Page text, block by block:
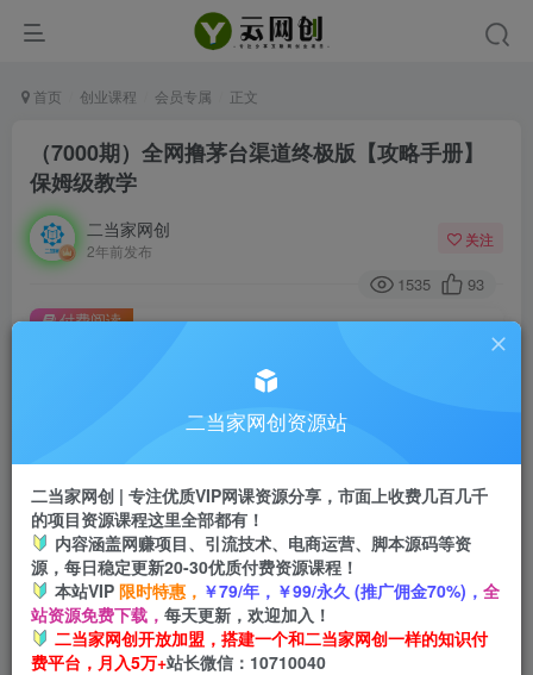
首页 创业课程 会员专属 正文
（7000期）全网撸茅台渠道终极版【攻略手册】
保姆级教学
二当家网创
2年前发布
关注
1535 93
此内容为付费阅读，请付费后查看
会员专属资源
会员免费
开通会员
付费阅读
二当家网创资源站
二当家网创 | 专注优质VIP网课资源分享，市面上收费几百几千
的项目资源课程这里全部都有！
内容涵盖网赚项目、引流技术、电商运营、脚本源码等资
源，每日稳定更新20-30优质付费资源课程！
本站VIP 限时特惠， ￥79/年，￥99/永久 (推广佣金70%)， 全
站资源免费下载， 每天更新，欢迎加入！
二当家网创开放加盟，搭建一个和二当家网创一样的知识付
费平台，月入5万+站长微信：10710040